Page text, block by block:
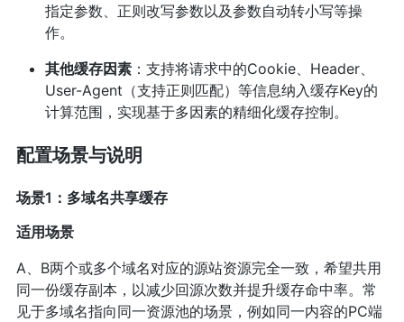
指定参数、正则改写参数以及参数自动转小写等操
作。
其他缓存因素：支持将请求中的Cookie、Header、
User-Agent（支持正则匹配）等信息纳入缓存Key的
计算范围，实现基于多因素的精细化缓存控制。
配置场景与说明
场景1：多域名共享缓存
适用场景
A、B两个或多个域名对应的源站资源完全一致，希望共用
同一份缓存副本，以减少回源次数并提升缓存命中率。常
见于多域名指向同一资源池的场景，例如同一内容的PC端